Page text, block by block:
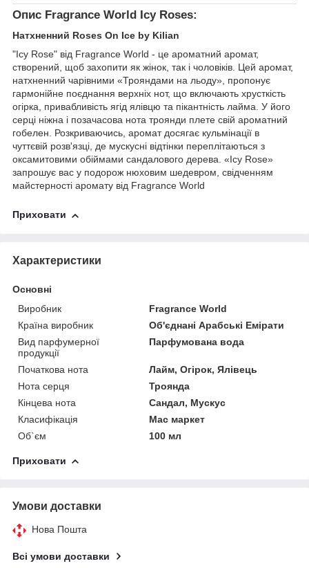
Опис Fragrance World Icy Roses:
Натхненний Roses On Ice by Kilian
"Icy Rose" від Fragrance World - це ароматний аромат,
створений, щоб захопити як жінок, так і чоловіків. Цей аромат,
натхненний чарівними «Трояндами на льоду», пропонує
гармонійне поєднання верхніх нот, що включають хрусткість
огірка, привабливість ягід ялівцю та пікантність лайма. У його
серці ніжна і позачасова нота троянди плете свій ароматний
гобелен. Розкриваючись, аромат досягає кульмінації в
чуттєвій розв'язці, де мускусні відтінки переплітаються з
оксамитовими обіймами сандалового дерева. «Icy Rose»
запрошує вас у подорож нюховим шедевром, свідченням
майстерності аромату від Fragrance World
Приховати
Характеристики
Основні
Виробник
Fragrance World
Країна виробник
Об'єднані Арабські Емірати
Вид парфумерної
продукції
Парфумована вода
Початкова нота
Лайм, Огірок, Ялівець
Нота серця
Троянда
Кінцева нота
Сандал, Мускус
Класифікація
Мас маркет
Об`єм
100 мл
Приховати
Умови доставки
Нова Пошта
Всі умови доставки